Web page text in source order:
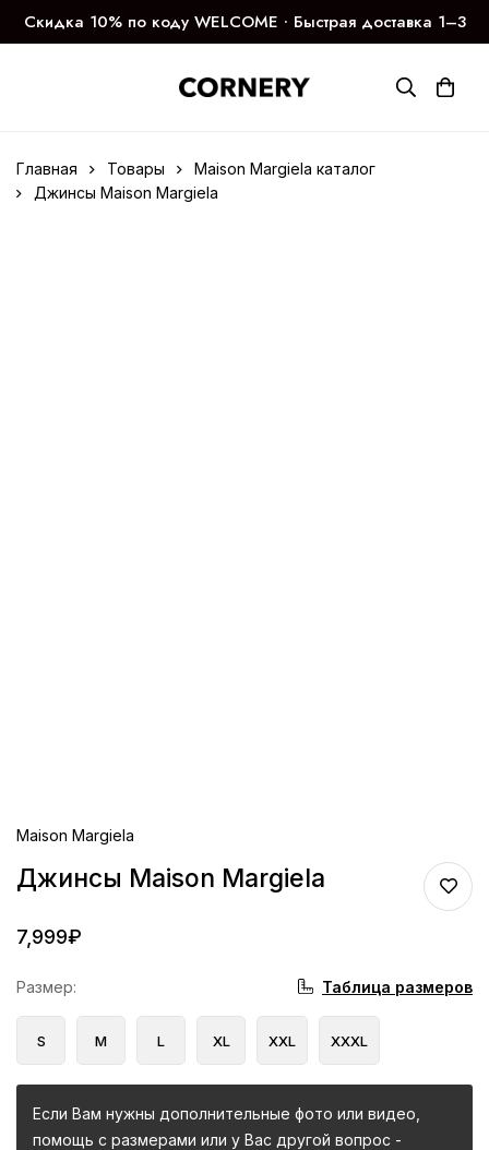
Скидка 10% по коду WELCOME ∙ Быстрая доставка 1–3
дня
Главная Товары
Maison Margiela каталог
Джинсы Maison Margiela
Maison Margiela
Джинсы Maison Margiela
7,999₽
Размер: Таблица размеров
S M L XL XXL XXXL
Если Вам нужны дополнительные фото или видео,
помощь с размерами или у Вас другой вопрос -